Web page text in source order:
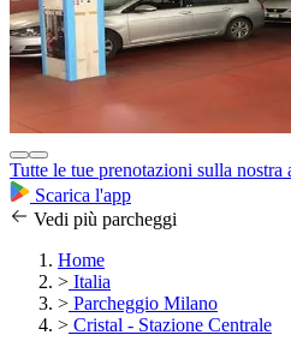
Tutte le tue prenotazioni sulla nostra
Scarica l'app
Vedi più parcheggi
Home
> Italia
> Parcheggio Milano
> Cristal - Stazione Centrale